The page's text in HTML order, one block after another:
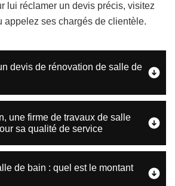
lui réclamer un devis précis, visitez
appelez ses chargés de clientèle.
devis de rénovation de salle de
une firme de travaux de salle
sa qualité de service
de bain : quel est le montant